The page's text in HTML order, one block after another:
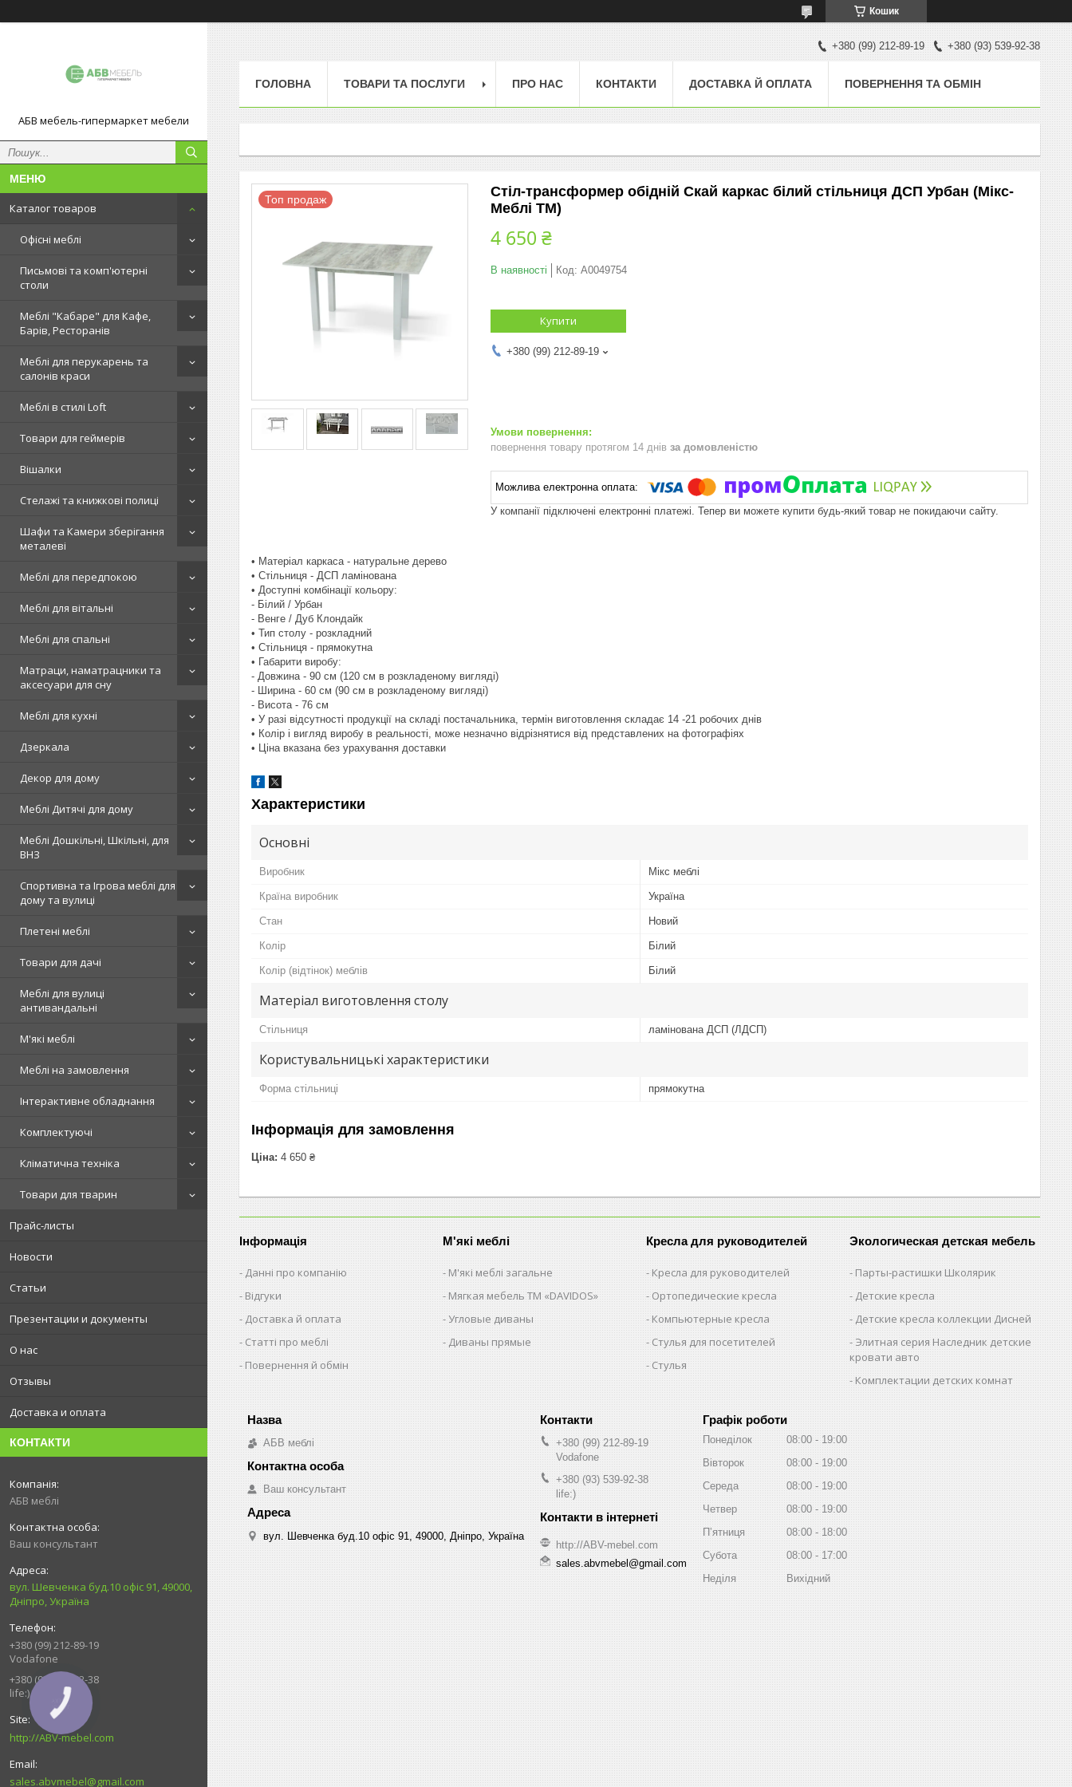
Кошик
АБВ мебель-гипермаркет мебели
Каталог товаров
Офісні меблі
Письмові та комп'ютерні
столи
Меблі "Кабаре" для Кафе,
Барів, Ресторанів
Меблі для перукарень та
салонів краси
Меблі в стилі Loft
Товари для геймерів
Вішалки
Стелажі та книжкові полиці
Шафи та Камери зберігання
металеві
Меблі для передпокою
Меблі для вітальні
Меблі для спальні
Матраци, наматрацники та
аксесуари для сну
Меблі для кухні
Дзеркала
Декор для дому
Меблі Дитячі для дому
Меблі Дошкільні, Шкільні, для
ВНЗ
Спортивна та Ігрова меблі для
дому та вулиці
Плетені меблі
Товари для дачі
Меблі для вулиці
антивандальні
М'які меблі
Меблі на замовлення
Інтерактивне обладнання
Комплектуючі
Кліматична техніка
Товари для тварин
Прайс-листы
Новости
Статьи
Презентации и документы
О нас
Отзывы
Доставка и оплата
КОНТАКТИ
АБВ меблі
Ваш консультант
вул. Шевченка буд.10 офіс 91, 49000,
Дніпро, Україна
+380 (99) 212-89-19
Vodafone
+380 (93) 539-92-38
life:)
http://ABV-mebel.com
sales.abvmebel@gmail.com
+380 (99) 212-89-19 +380 (93) 539-92-38
ГОЛОВНА ТОВАРИ ТА ПОСЛУГИ ПРО НАС КОНТАКТИ ДОСТАВКА Й ОПЛАТА ПОВЕРНЕННЯ ТА ОБМІН
Топ продаж
Стіл-трансформер обідній Скай каркас білий стільниця ДСП Урбан (Мікс-
Меблі TM)
4 650 ₴
В наявності Код: А0049754
Купити
+380 (99) 212-89-19
повернення товару протягом 14 днів за домовленістю
У компанії підключені електронні платежі. Тепер ви можете купити будь-який товар не покидаючи сайту.
• Матеріал каркаса - натуральне дерево
• Стільниця - ДСП ламінована
• Доступні комбінації кольору:
- Білий / Урбан
- Венге / Дуб Клондайк
• Тип столу - розкладний
• Стільниця - прямокутна
• Габарити виробу:
- Довжина - 90 см (120 см в розкладеному вигляді)
- Ширина - 60 см (90 см в розкладеному вигляді)
- Висота - 76 см
• У разі відсутності продукції на складі постачальника, термін виготовлення складає 14 -21 робочих днів
• Колір і вигляд виробу в реальності, може незначно відрізнятися від представлених на фотографіях
• Ціна вказана без урахування доставки
Характеристики
Основні
Виробник Мікс меблі
Країна виробник Україна
Стан Новий
Колір Білий
Колір (відтінок) меблів Білий
Матеріал виготовлення столу
Стільниця ламінована ДСП (ЛДСП)
Користувальницькі характеристики
Форма стільниці прямокутна
Інформація для замовлення
Ціна: 4 650 ₴
Інформація
Данні про компанію
Відгуки
Доставка й оплата
Статті про меблі
Повернення й обмін
М'які меблі
М'які меблі загальне
Мягкая мебель ТМ «DAVIDOS»
Угловые диваны
Диваны прямые
Кресла для руководителей
Кресла для руководителей
Ортопедические кресла
Компьютерные кресла
Стулья для посетителей
Стулья
Экологическая детская мебель
Парты-растишки Школярик
Детские кресла
Детские кресла коллекции Дисней
Элитная серия Наследник детские
кровати авто
Комплектации детских комнат
АБВ меблі
Ваш консультант
вул. Шевченка буд.10 офіс 91, 49000, Дніпро, Україна
+380 (99) 212-89-19
Vodafone
+380 (93) 539-92-38
life:)
http://ABV-mebel.com
sales.abvmebel@gmail.com
Графік роботи
Понеділок 08:00
19:00
Вівторок
08:00
19:00
Середа
08:00
19:00
Четвер
08:00
19:00
Пʼятниця
08:00
18:00
Субота
08:00
17:00
Неділя
Вихідний
КНОПКА
ЗВ'ЯЗКУ